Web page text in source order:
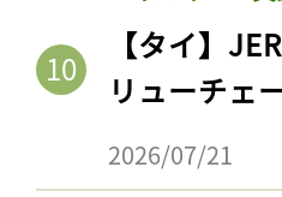
【タイ】
リューチェ
2026/07/21